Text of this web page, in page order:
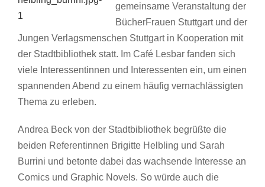
gemeinsame Veranstaltung der
BücherFrauen Stuttgart und der
Jungen Verlagsmenschen Stuttgart in Kooperation mit
der Stadtbibliothek statt. Im Café Lesbar fanden sich
viele Interessentinnen und Interessenten ein, um einen
spannenden Abend zu einem häufig vernachlässigten
Thema zu erleben.
Andrea Beck von der Stadtbibliothek begrüßte die
beiden Referentinnen Brigitte Helbling und Sarah
Burrini und betonte dabei das wachsende Interesse an
Comics und Graphic Novels. So würde auch die